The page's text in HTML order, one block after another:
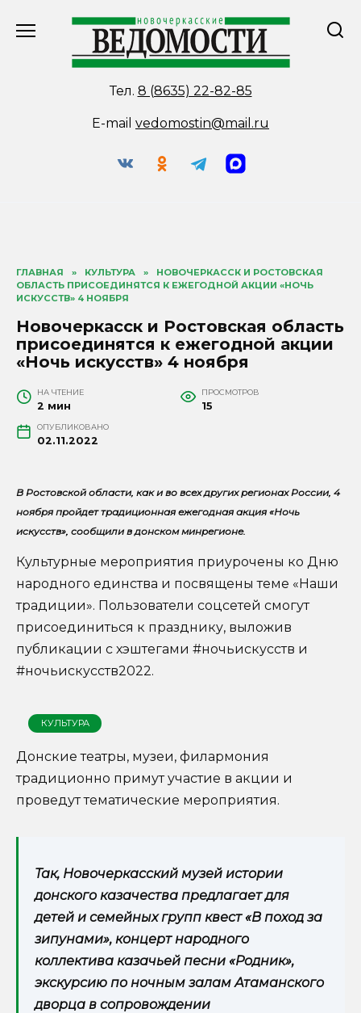
Тел. 8 (8635) 22-82-85
E-mail vedomostin@mail.ru
ГЛАВНАЯ » КУЛЬТУРА »
НОВОЧЕРКАССК И РОСТОВСКАЯ
ОБЛАСТЬ ПРИСОЕДИНЯТСЯ К ЕЖЕГОДНОЙ АКЦИИ «НОЧЬ
ИСКУССТВ» 4 НОЯБРЯ
Новочеркасск и Ростовская область
присоединятся к ежегодной акции
«Ночь искусств» 4 ноября
НА ЧТЕНИЕ
2 мин
ПРОСМОТРОВ
15
ОПУБЛИКОВАНО
02.11.2022
В Ростовской области, как и во всех других регионах России, 4
ноября пройдет традиционная ежегодная акция «Ночь
искусств», сообщили в донском минрегионе.
Культурные мероприятия приурочены ко Дню
народного единства и посвящены теме «Наши
традиции». Пользователи соцсетей смогут
присоединиться к празднику, выложив
публикации с хэштегами #ночьискусств и
#ночьискусств2022.
КУЛЬТУРА
Донские театры, музеи, филармония
традиционно примут участие в акции и
проведут тематические мероприятия.
Так, Новочеркасский музей истории
донского казачества предлагает для
детей и семейных групп квест «В поход за
зипунами», концерт народного
коллектива казачьей песни «Родник»,
экскурсию по ночным залам Атаманского
дворца в сопровождении